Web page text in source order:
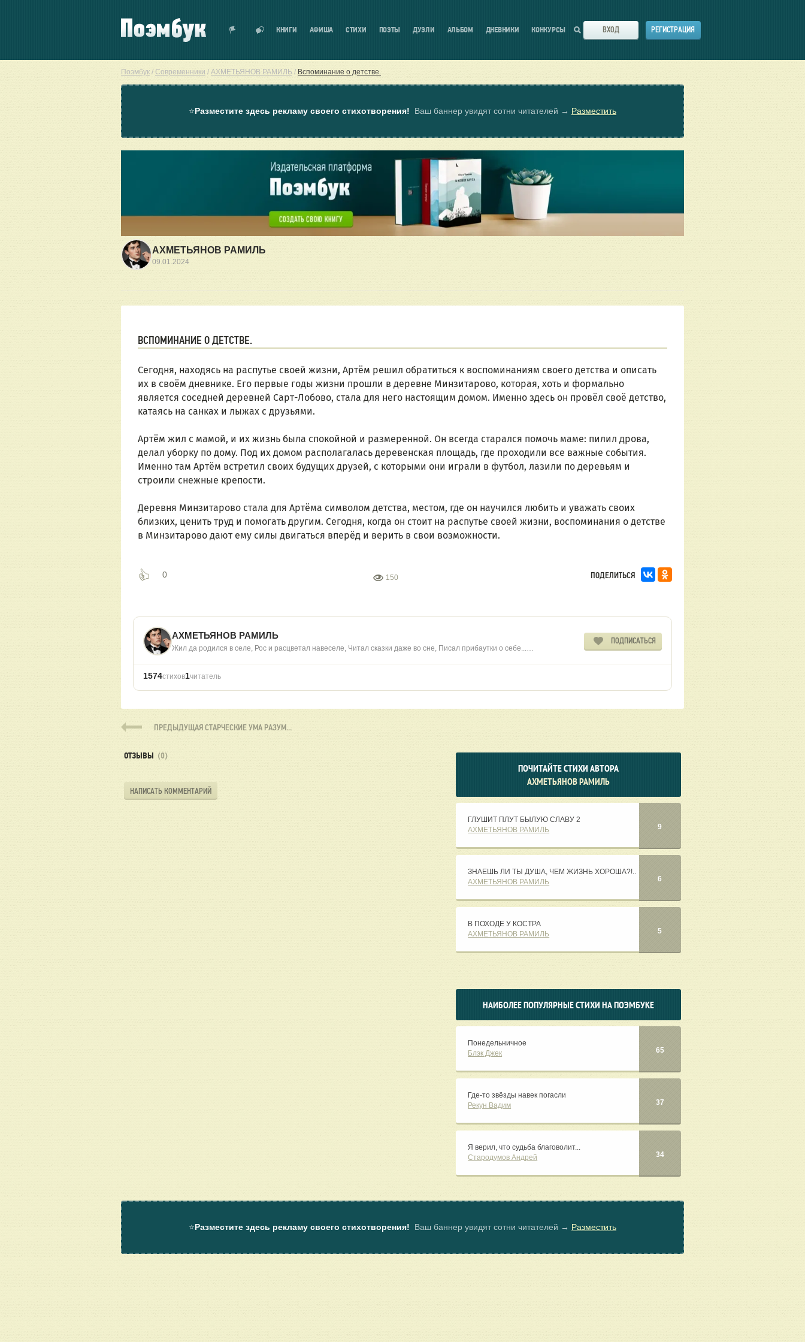
КНИГИ АФИША СТИХИ ПОЭТЫ ДУЭЛИ АЛЬБОМ ДНЕВНИКИ КОНКУРСЫ ВХОД РЕГИСТРАЦИЯ
Поэмбук / Современники / АХМЕТЬЯНОВ РАМИЛЬ / Вспоминание о детстве.
⭐Разместите здесь рекламу своего стихотворения! Ваш баннер увидят сотни читателей → Разместить
АХМЕТЬЯНОВ РАМИЛЬ
09.01.2024
ВСПОМИНАНИЕ О ДЕТСТВЕ.
Сегодня, находясь на распутье своей жизни, Артём решил обратиться к воспоминаниям своего детства и описать
их в своём дневнике. Его первые годы жизни прошли в деревне Минзитарово, которая, хоть и формально
является соседней деревней Сарт-Лобово, стала для него настоящим домом. Именно здесь он провёл своё детство,
катаясь на санках и лыжах с друзьями.
Артём жил с мамой, и их жизнь была спокойной и размеренной. Он всегда старался помочь маме: пилил дрова,
делал уборку по дому. Под их домом располагалась деревенская площадь, где проходили все важные события.
Именно там Артём встретил своих будущих друзей, с которыми они играли в футбол, лазили по деревьям и
строили снежные крепости.
Деревня Минзитарово стала для Артёма символом детства, местом, где он научился любить и уважать своих
близких, ценить труд и помогать другим. Сегодня, когда он стоит на распутье своей жизни, воспоминания о детстве
в Минзитарово дают ему силы двигаться вперёд и верить в свои возможности.
0 150 ПОДЕЛИТЬСЯ
АХМЕТЬЯНОВ РАМИЛЬ
Жил да родился в селе, Рос и расцветал навеселе, Читал сказки даже во сне, Писал прибаутки о себе...…
ПОДПИСАТЬСЯ
1574стихов1читатель
ПРЕДЫДУЩАЯСТАРЧЕСКИЕ УМА РАЗУМ...
ОТЗЫВЫ (0)
НАПИСАТЬ КОММЕНТАРИЙ
ПОЧИТАЙТЕ СТИХИ АВТОРА
АХМЕТЬЯНОВ РАМИЛЬ
ГЛУШИТ ПЛУТ БЫЛУЮ СЛАВУ 2
АХМЕТЬЯНОВ РАМИЛЬ
9
ЗНАЕШЬ ЛИ ТЫ ДУША, ЧЕМ ЖИЗНЬ ХОРОША?!..
АХМЕТЬЯНОВ РАМИЛЬ
6
В ПОХОДЕ У КОСТРА
АХМЕТЬЯНОВ РАМИЛЬ
5
НАИБОЛЕЕ ПОПУЛЯРНЫЕ СТИХИ НА ПОЭМБУКЕ
Понедельничное
Блэк Джек
65
Где-то звёзды навек погасли
Рекун Вадим
37
Я верил, что судьба благоволит...
Стародумов Андрей
34
⭐Разместите здесь рекламу своего стихотворения! Ваш баннер увидят сотни читателей → Разместить